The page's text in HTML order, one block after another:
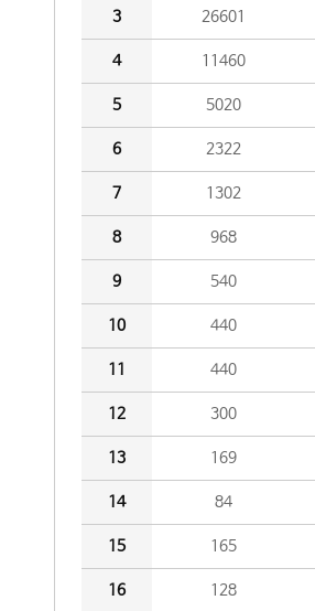
3 26601
4 11460
5 5020
6 2322
7 1302
8 968
9 540
10 440
11 440
12 300
13 169
14 84
15 165
16 128